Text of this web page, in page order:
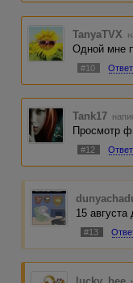
TanyaTVX
Одной мне
#10
Tank17
Просмотр
#12
15
#13